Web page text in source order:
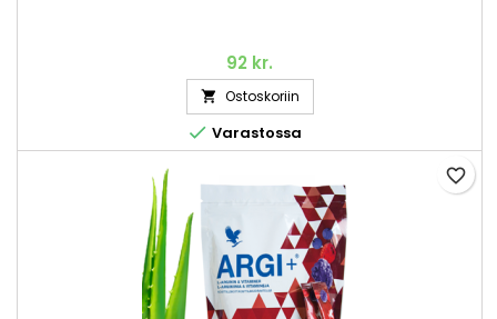
92 kr.
 Ostoskoriin
 Varastossa
favorite_border